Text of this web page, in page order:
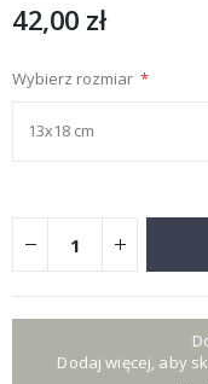
42,00 zł
Wybierz rozmiar
Dodaj więcej, aby